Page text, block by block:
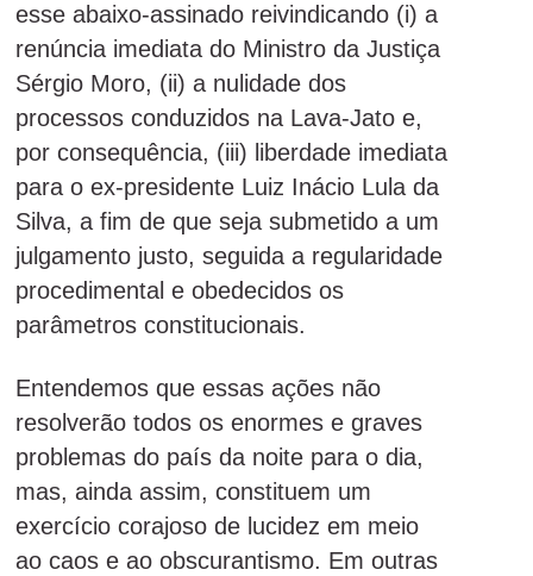
esse abaixo-assinado reivindicando (i) a
renúncia imediata do Ministro da Justiça
Sérgio Moro, (ii) a nulidade dos
processos conduzidos na Lava-Jato e,
por consequência, (iii) liberdade imediata
para o ex-presidente Luiz Inácio Lula da
Silva, a fim de que seja submetido a um
julgamento justo, seguida a regularidade
procedimental e obedecidos os
parâmetros constitucionais.
Entendemos que essas ações não
resolverão todos os enormes e graves
problemas do país da noite para o dia,
mas, ainda assim, constituem um
exercício corajoso de lucidez em meio
ao caos e ao obscurantismo. Em outras